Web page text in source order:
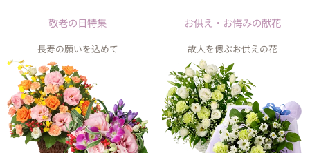
敬老の日特集
長寿の願いを込めて
お供え・お悔みの献花
故人を偲ぶお供えの花